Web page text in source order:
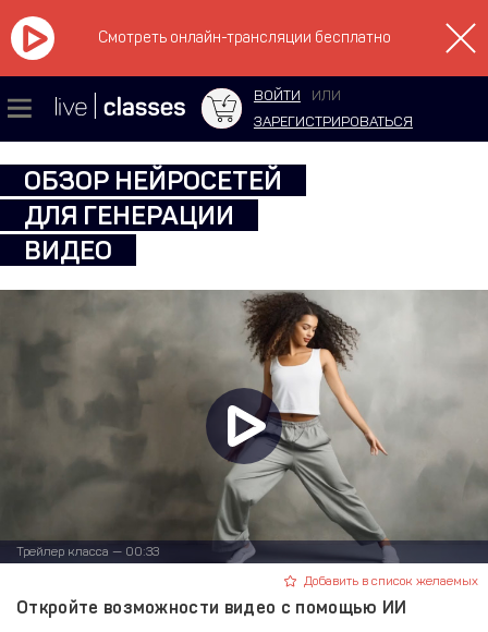
Смотреть онлайн-трансляции бесплатно
ВОЙТИ
ИЛИ
ЗАРЕГИСТРИРОВАТЬСЯ
ОБЗОР НЕЙРОСЕТЕЙ
ДЛЯ ГЕНЕРАЦИИ
ВИДЕО
Трейлер класса — 00:33
Добавить в список желаемых
Откройте возможности видео с помощью ИИ